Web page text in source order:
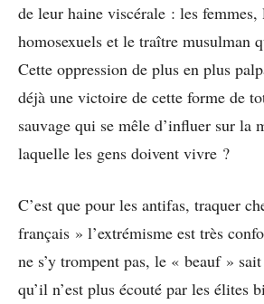
de leur haine viscérale : les
homosexuels et le traître musulman
Cette oppression de plus en plus
déjà une victoire de cette forme de
sauvage qui se mêle d’influer sur la
laquelle les gens doivent vivre ?
C’est que pour les antifas, traquer
français » l’extrémisme est très
ne s’y trompent pas, le « beauf »
qu’il n’est plus écouté par les élites